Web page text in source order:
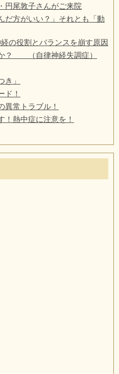
円尾敦子さんがご来院
だ方がいい？」それとも「動
の役割とバランスを崩す原因
？ （自律神経失調症）
」
！
常トラブル！
！熱中症に注意を！